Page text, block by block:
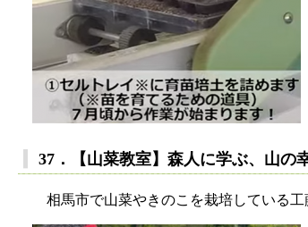
37．【山菜教室】森人に学ぶ、山の
相馬市で山菜やきのこを栽培している工